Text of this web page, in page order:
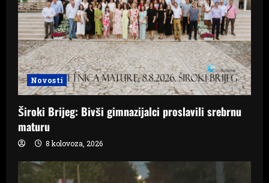
Novosti
Široki Brijeg: Bivši gimnazijalci proslavili srebrnu
maturu
8 kolovoza, 2026